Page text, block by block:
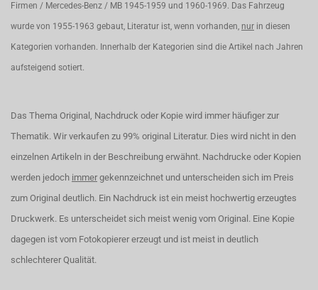
Firmen / Mercedes-Benz / MB 1945-1959 und 1960-1969. Das Fahrzeug
wurde von 1955-1963 gebaut, Literatur ist, wenn vorhanden, nur in diesen
Kategorien vorhanden. Innerhalb der Kategorien sind die Artikel nach Jahren
aufsteigend sotiert.
Das Thema Original, Nachdruck oder Kopie wird immer häufiger zur
Thematik. Wir verkaufen zu 99% original Literatur. Dies wird nicht in den
einzelnen Artikeln in der Beschreibung erwähnt. Nachdrucke oder Kopien
werden jedoch immer gekennzeichnet und unterscheiden sich im Preis
zum Original deutlich. Ein Nachdruck ist ein meist hochwertig erzeugtes
Druckwerk. Es unterscheidet sich meist wenig vom Original. Eine Kopie
dagegen ist vom Fotokopierer erzeugt und ist meist in deutlich
schlechterer Qualität.